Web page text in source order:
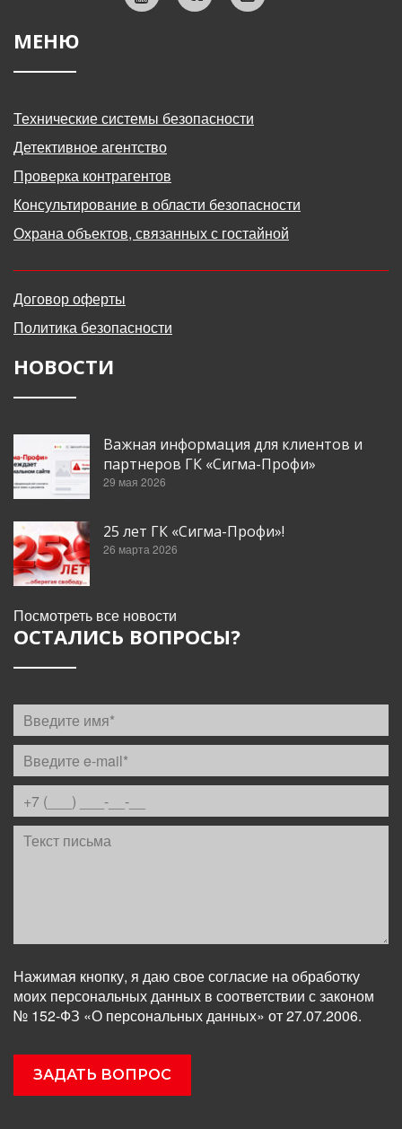
МЕНЮ
Технические системы безопасности
Детективное агентство
Проверка контрагентов
Консультирование в области безопасности
Охрана объектов, связанных с гостайной
Договор оферты
Политика безопасности
НОВОСТИ
Важная информация для клиентов и
партнеров ГК «Сигма-Профи»
29 мая 2026
25 лет ГК «Сигма-Профи»!
26 марта 2026
Посмотреть все новости
ОСТАЛИСЬ ВОПРОСЫ?
Нажимая кнопку, я даю свое согласие на обработку
моих персональных данных в соответствии с законом
№ 152-ФЗ «О персональных данных» от 27.07.2006.